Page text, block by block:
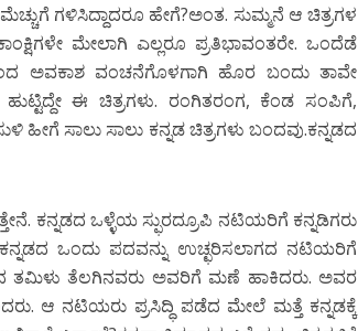
ಗಳಿಸಿದ್ದಾದರೂ ಹೇಗೆ?ಅಂತ. ಸುಮ್ಮನೆ ಆ ಚಿತ್ರಗಳ
ಮೇಲಾಗಿ ಎಲ್ಲರೂ ಪ್ರತಿಭಾವಂತರೇ. ಒಂದೆಡೆ
ಅವಕಾಶ ವಂಚನೆಗೊಳಗಾಗಿ ಹೊರ ಬಂದು ತಾವೇ
ಈ ಚಿತ್ರಗಳು. ರಂಗಿತರಂಗ, ಕೆಂಡ ಸಂಪಿಗೆ,
ಹೀಗೆ ಸಾಲು ಸಾಲು ಕನ್ನಡ ಚಿತ್ರಗಳು ಬಂದವು.ಕನ್ನಡದ
ಕನ್ನಡದ ಒಳ್ಳೆಯ ಸ್ಫುರದ್ರೂಪಿ ನಟಿಯರಿಗೆ ಕನ್ನಡಿಗರು
ಒಂದು ಪದವನ್ನು ಉಚ್ಛರಿಸಲಾಗದ ನಟಿಯರಿಗೆ
ತಮಿಳು ತೆಲಗಿನವರು ಅವರಿಗೆ ಮಣೆ ಹಾಕಿದರು. ಅವರ
ಆ ನಟಿಯರು ಪ್ರಸಿದ್ಧಿ ಪಡೆದ ಮೇಲೆ ಮತ್ತೆ ಕನ್ನಡಕ್ಕೆ